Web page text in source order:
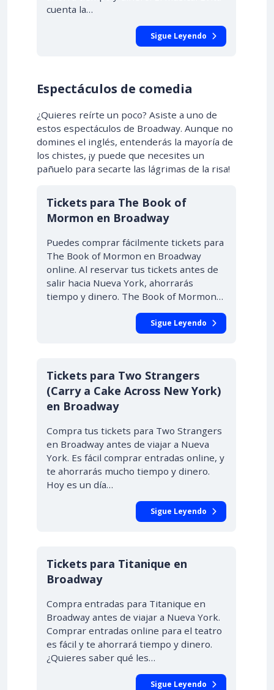
cuenta la…
Sigue Leyendo
Espectáculos de comedia
¿Quieres reírte un poco? Asiste a uno de
estos espectáculos de Broadway. Aunque no
domines el inglés, entenderás la mayoría de
los chistes, ¡y puede que necesites un
pañuelo para secarte las lágrimas de la risa!
Tickets para The Book of
Mormon en Broadway
Puedes comprar fácilmente tickets para
The Book of Mormon en Broadway
online. Al reservar tus tickets antes de
salir hacia Nueva York, ahorrarás
tiempo y dinero. The Book of Mormon…
Sigue Leyendo
Tickets para Two Strangers
(Carry a Cake Across New York)
en Broadway
Compra tus tickets para Two Strangers
en Broadway antes de viajar a Nueva
York. Es fácil comprar entradas online, y
te ahorrarás mucho tiempo y dinero.
Hoy es un día…
Sigue Leyendo
Tickets para Titanique en
Broadway
Compra entradas para Titanique en
Broadway antes de viajar a Nueva York.
Comprar entradas online para el teatro
es fácil y te ahorrará tiempo y dinero.
¿Quieres saber qué les…
Sigue Leyendo